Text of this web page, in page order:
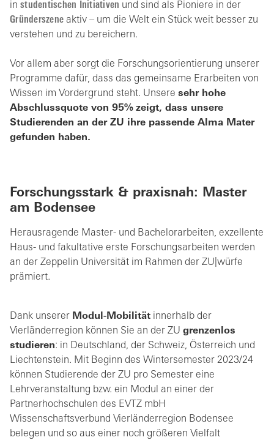
in studentischen Initiativen und sind als Pioniere in der
Gründerszene aktiv – um die Welt ein Stück weit besser zu
verstehen und zu bereichern.
Vor allem aber sorgt die Forschungsorientierung unserer
Programme dafür, dass das gemeinsame Erarbeiten von
Wissen im Vordergrund steht. Unsere sehr hohe
Abschlussquote von 95% zeigt, dass unsere
Studierenden an der ZU ihre passende Alma Mater
gefunden haben.
Forschungsstark & praxisnah: Master
am Bodensee
Herausragende Master- und Bachelorarbeiten, exzellente
Haus- und fakultative erste Forschungsarbeiten werden
an der Zeppelin Universität im Rahmen der ZU|würfe
prämiert.
Dank unserer Modul-Mobilität innerhalb der
Vierländerregion können Sie an der ZU grenzenlos
studieren: in Deutschland, der Schweiz, Österreich und
Liechtenstein. Mit Beginn des Wintersemester 2023/24
können Studierende der ZU pro Semester eine
Lehrveranstaltung bzw. ein Modul an einer der
Partnerhochschulen des EVTZ mbH
Wissenschaftsverbund Vierländerregion Bodensee
belegen und so aus einer noch größeren Vielfalt